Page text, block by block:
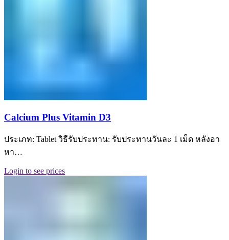
Calcium Plus Vitamin D3
ประเภท: Tablet วิธีรับประทาน: รับประทานวันละ 1 เม็ด หลังอา
หา…
Login to see prices